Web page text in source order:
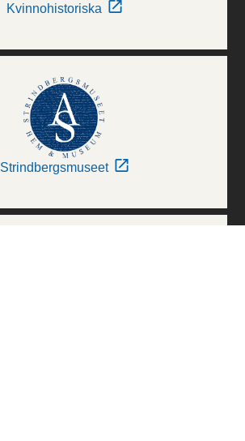
Kvinnohistoriska
Strindbergsmuseet